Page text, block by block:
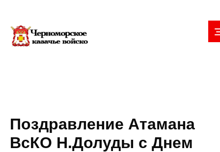
Поздравление Атамана
ВсКО Н.Долуды с Днем